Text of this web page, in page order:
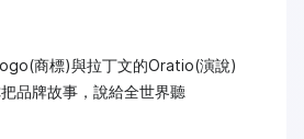
商標)與拉丁文的Oratio(演說)
品牌故事，說給全世界聽